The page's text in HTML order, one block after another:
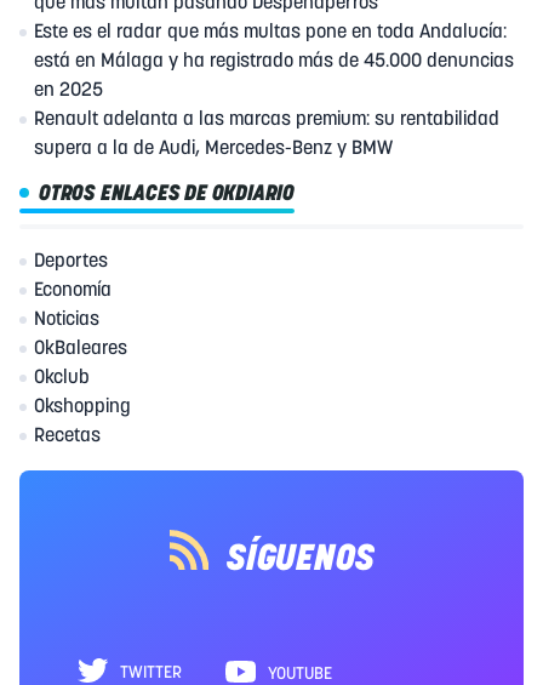
que más multan pasando Despeñaperros
Este es el radar que más multas pone en toda Andalucía:
está en Málaga y ha registrado más de 45.000 denuncias
en 2025
Renault adelanta a las marcas premium: su rentabilidad
supera a la de Audi, Mercedes-Benz y BMW
OTROS ENLACES DE OKDIARIO
Deportes
Economía
Noticias
OkBaleares
Okclub
Okshopping
Recetas
SÍGUENOS
TWITTER YOUTUBE